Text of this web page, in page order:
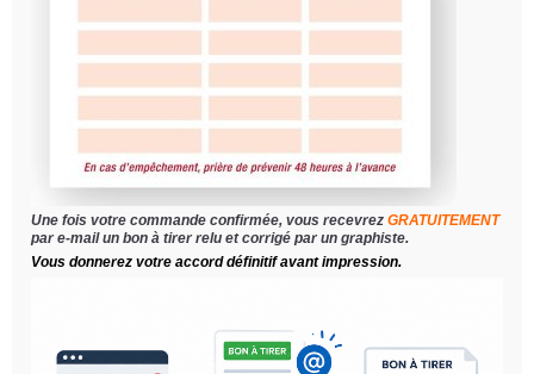
Une fois votre commande confirmée, vous recevrez GRATUITEMENT
par e-mail un bon à tirer relu et corrigé par un graphiste.
Vous donnerez votre accord définitif avant impression.